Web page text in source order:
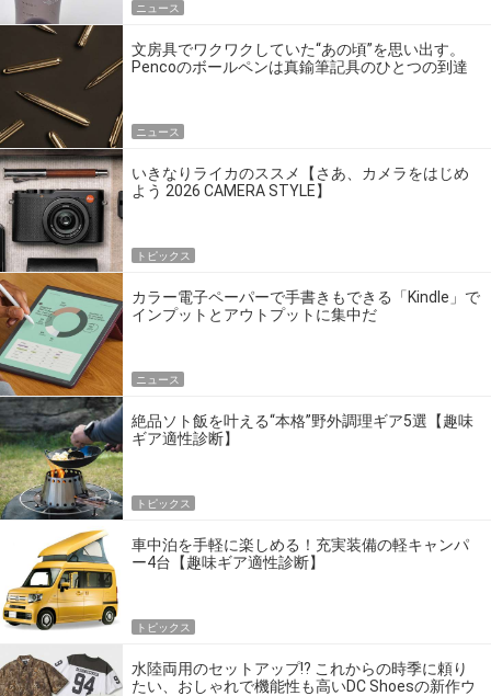
ニュース
文房具でワクワクしていた“あの頃”を思い出す。
Pencoのボールペンは真鍮筆記具のひとつの到達
ニュース
いきなりライカのススメ【さあ、カメラをはじめ
よう 2026 CAMERA STYLE】
トピックス
カラー電子ペーパーで手書きもできる「Kindle」で
インプットとアウトプットに集中だ
ニュース
絶品ソト飯を叶える“本格”野外調理ギア5選【趣味
ギア適性診断】
トピックス
車中泊を手軽に楽しめる！充実装備の軽キャンパ
ー4台【趣味ギア適性診断】
トピックス
水陸両用のセットアップ!? これからの時季に頼り
たい、おしゃれで機能性も高いDC Shoesの新作ウ